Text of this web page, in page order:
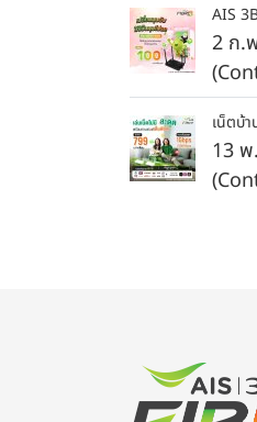
AIS
2 ก.
เน็ตบ้
13